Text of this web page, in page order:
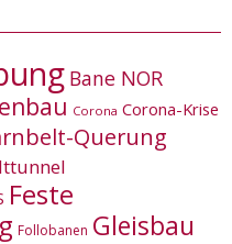
Bane NOR
Corona Corona-Krise
Querung
Feste
Follobanen Gleisbau